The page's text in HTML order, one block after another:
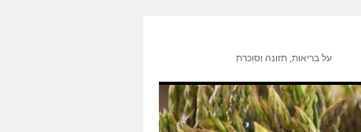
על בריאות, תזונה וסוכרת